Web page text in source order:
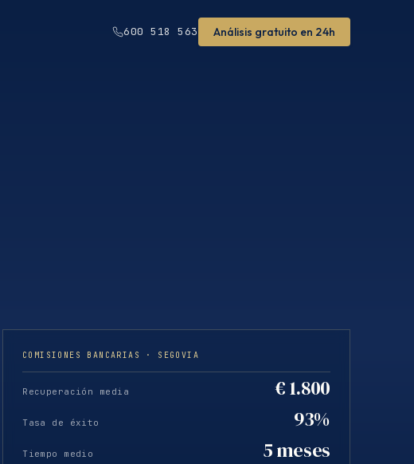
600 518 563 Análisis gratuito en 24h
COMISIONES BANCARIAS · SEGOVIA
Recuperación media € 1.800
Tasa de éxito 93%
Tiempo medio 5 meses